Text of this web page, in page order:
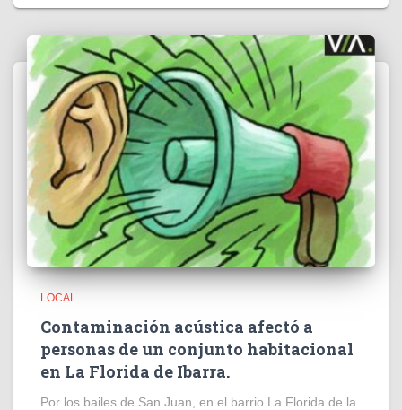
LOCAL
Contaminación acústica afectó a
personas de un conjunto habitacional
en La Florida de Ibarra.
Por los bailes de San Juan, en el barrio La Florida de la